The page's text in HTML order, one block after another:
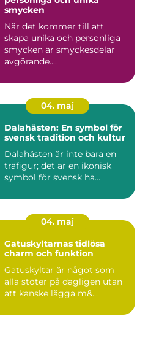
smycken
När det kommer till att
skapa unika och personliga
smycken är smyckesdelar
avgörande....
04. maj
Dalahästen: En symbol för
svensk tradition och kultur
Dalahästen är inte bara en
träfigur; det är en ikonisk
symbol för svensk ha...
04. maj
Gatuskyltarnas tidlösa
charm och funktion
Gatuskyltar är något som
alla stöter på dagligen utan
att kanske lägga m&...